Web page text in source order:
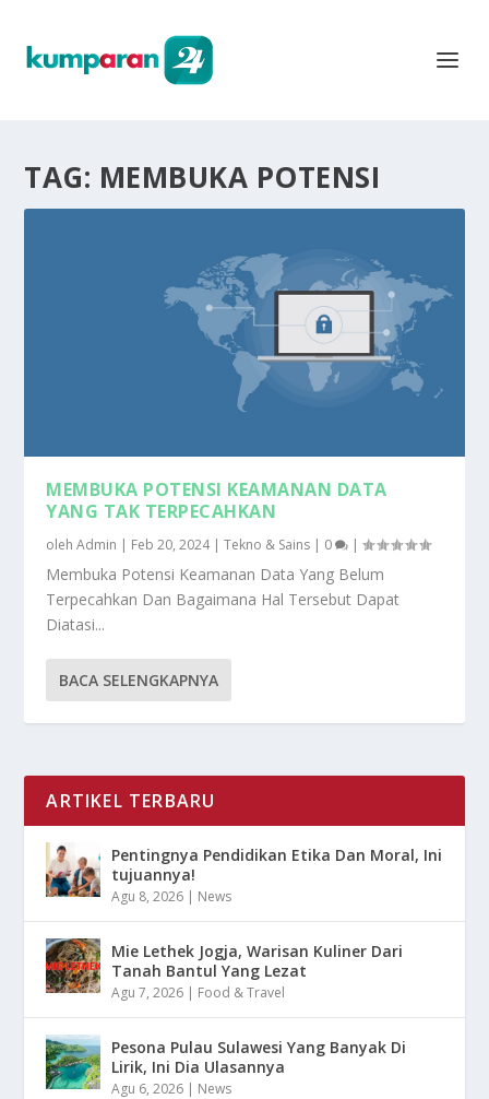
TAG: MEMBUKA POTENSI
MEMBUKA POTENSI KEAMANAN DATA
YANG TAK TERPECAHKAN
olehAdmin | Feb 20, 2024|Tekno & Sains | 0 |
Membuka Potensi Keamanan Data Yang Belum
Terpecahkan Dan Bagaimana Hal Tersebut Dapat
Diatasi...
BACA SELENGKAPNYA
ARTIKEL TERBARU
Pentingnya Pendidikan Etika Dan Moral, Ini
tujuannya!
Agu 8, 2026 | News
Mie Lethek Jogja, Warisan Kuliner Dari
Tanah Bantul Yang Lezat
Agu 7, 2026 | Food & Travel
Pesona Pulau Sulawesi Yang Banyak Di
Lirik, Ini Dia Ulasannya
Agu 6, 2026 | News